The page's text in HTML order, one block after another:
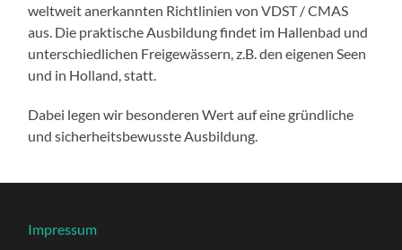
weltweit anerkannten Richtlinien von VDST / CMAS
aus. Die praktische Ausbildung findet im Hallenbad und
unterschiedlichen Freigewässern, z.B. den eigenen Seen
und in Holland, statt.
Dabei legen wir besonderen Wert auf eine gründliche
und sicherheitsbewusste Ausbildung.
Impressum